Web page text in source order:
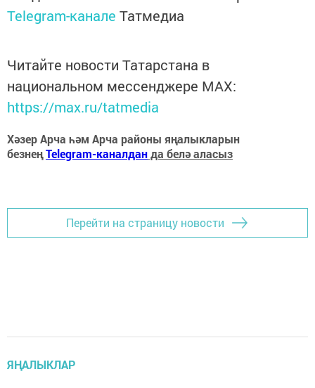
Telegram-канале Татмедиа
Читайте новости Татарстана в
национальном мессенджере MАХ:
https://max.ru/tatmedia
Хәзер Арча һәм Арча районы яңалыкларын
безнеңTelegram-каналданда белә аласыз
Перейти на страницу новости
ЯҢАЛЫКЛАР